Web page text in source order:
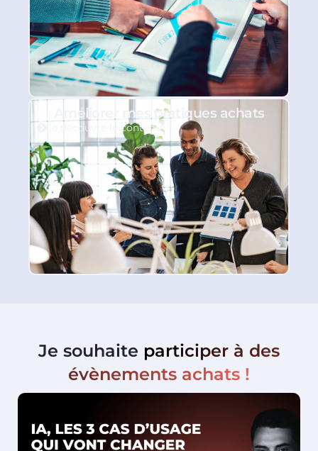
Améliorer mes pratiques achats
Je découvre le contenu
Je souhaite participer à des
évènements achats !